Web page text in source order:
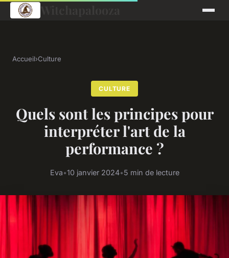
Accueil›Culture
CULTURE
Quels sont les principes pour
interpréter l'art de la
performance ?
Eva•10 janvier 2024•5 min de lecture